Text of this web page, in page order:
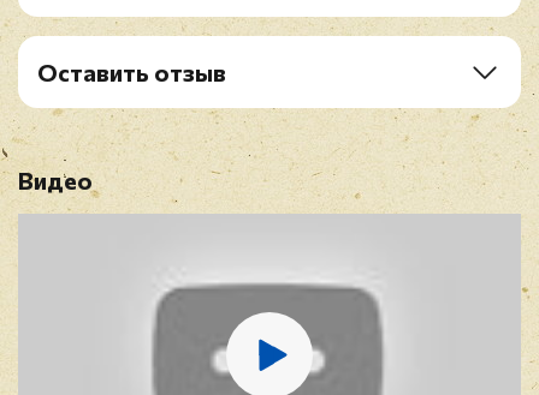
Vinyl Single 2:
A1. Riu Chiu (TV Version)
B1. Christmas Is My Time Of Year (1976 Mix)
Оставить отзыв
Имя*
Видео